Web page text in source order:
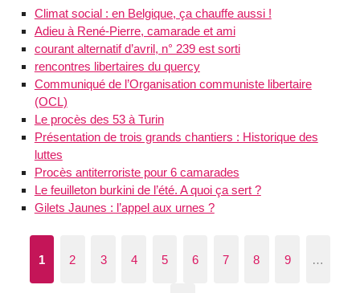
Climat social : en Belgique, ça chauffe aussi !
Adieu à René-Pierre, camarade et ami
courant alternatif d’avril, n° 239 est sorti
rencontres libertaires du quercy
Communiqué de l’Organisation communiste libertaire
(OCL)
Le procès des 53 à Turin
Présentation de trois grands chantiers : Historique des
luttes
Procès antiterroriste pour 6 camarades
Le feuilleton burkini de l’été. A quoi ça sert ?
Gilets Jaunes : l’appel aux urnes ?
1 2 3 4 5 6 7 8 9 …